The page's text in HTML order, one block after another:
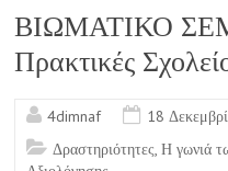
o
o
ΒΙΩΜΑΤΙΚΟ
Πρακτικές
4dimnaf
18
Δραστηριότητες ,Η γωνιά